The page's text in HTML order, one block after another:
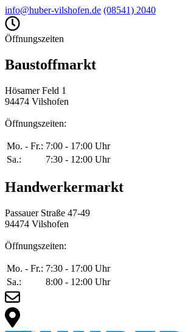
info@huber-vilshofen.de (08541) 2040
Öffnungszeiten
Baustoffmarkt
Hösamer Feld 1
94474 Vilshofen
Öffnungszeiten:
Mo. - Fr.: 7:00 - 17:00 Uhr
Sa.:
7:30 - 12:00 Uhr
Handwerkermarkt
Passauer Straße 47-49
94474 Vilshofen
Öffnungszeiten:
Mo. - Fr.: 7:30 - 17:00 Uhr
Sa.:
8:00 - 12:00 Uhr